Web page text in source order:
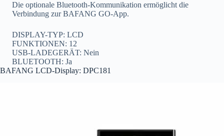
Die optionale Bluetooth-Kommunikation ermöglicht die
Verbindung zur BAFANG GO-App.
DISPLAY-TYP: LCD
FUNKTIONEN: 12
USB-LADEGERÄT: Nein
BLUETOOTH: Ja
BAFANG LCD-Display: DPC181